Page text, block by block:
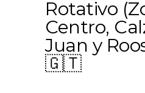
Rotativo
Centro,
Juan y
🇬🇹